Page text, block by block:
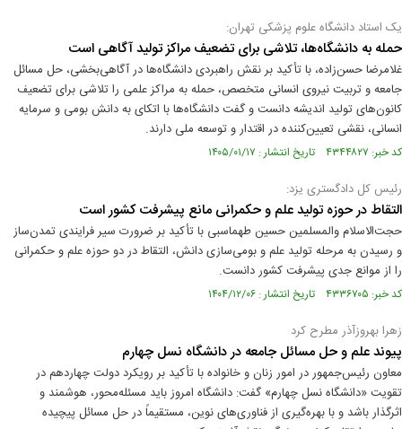
یک استاد دانشگاه علوم پزشکی تهران:
حمله به دانشگاه‌ها، تلاشی برای تضعیف مراکز تولید آگاهی است
غلامرضا حسن‌زاده، با تأکید بر نقش راهبردی دانشگاه‌ها در آگاهی‌بخشی، حل مسائل
جامعه و تربیت نیروی انسانی متخصص، حمله به مراکز علمی را تلاشی برای تضعیف
کانون‌های تولید اندیشه دانست و گفت دانشگاه‌ها با اتکای به دانش بومی و سرمایه
انسانی، نقشی تعیین‌کننده در اقتدار و توسعه ملی دارند.
کد خبر: ۴۳۴۴۸۲۷ تاریخ انتشار : ۱۴۰۵/۰۱/۱۷
رئیس کل دادگستری یزد:
التقاط در حوزه تولید علم و حکمرانی مانع پیشرفت کشور است
حجت‌الاسلام والمسلمین حسین طهماسبی با تأکید بر ضرورت سیر فرایندی تمدن‌ساز
و رسیدن به مرحله تولید علم و بومی‌سازی دانش، التقاط در دو حوزه علم و حکمرانی
را از موانع جدی پیشرفت کشور دانست.
کد خبر: ۴۳۳۶۷۰۵ تاریخ انتشار : ۱۴۰۴/۱۲/۰۶
زهرا بهروزآذر مطرح کرد
پیوند علم و حل مسائل جامعه در دانشگاه نسل چهارم
معاون رئیس‌جمهور در امور زنان و خانواده با تأکید بر رویکرد دولت چهاردهم در
تقویت «دانشگاه نسل چهارم» گفت: دانشگاه امروز باید مسئله‌محور، هوشمند و
اثرگذار باشد و با بهره‌گیری از فناوری‌های نوین، مستقیماً در حل مسائل پیچیده